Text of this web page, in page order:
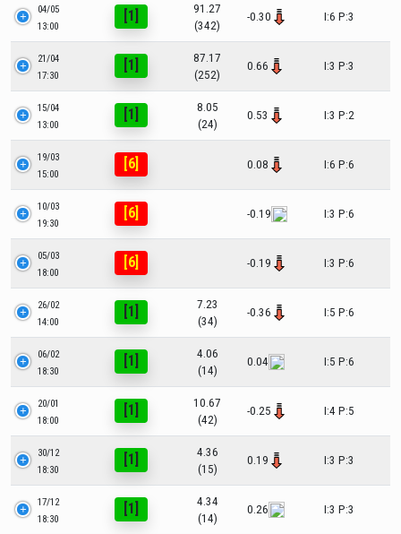
04/05
13:00
[1]
91.27
(342)
-0.30 I:6 P:3
21/04
17:30
[1]
87.17
(252)
0.66 I:3 P:3
15/04
13:00
[1]
8.05
(24)
0.53 I:3 P:2
19/03
15:00
[6] 0.08 I:6 P:6
10/03
19:30
[6] -0.19 I:3 P:6
05/03
18:00
[6] -0.19 I:3 P:6
26/02
14:00
[1]
7.23
(34)
-0.36 I:5 P:6
06/02
18:30
[1]
4.06
(14)
0.04 I:5 P:6
20/01
18:00
[1]
10.67
(42)
-0.25 I:4 P:5
30/12
18:30
[1]
4.36
(15)
0.19 I:3 P:3
17/12
18:30
[1]
4.34
(14)
0.26 I:3 P:3